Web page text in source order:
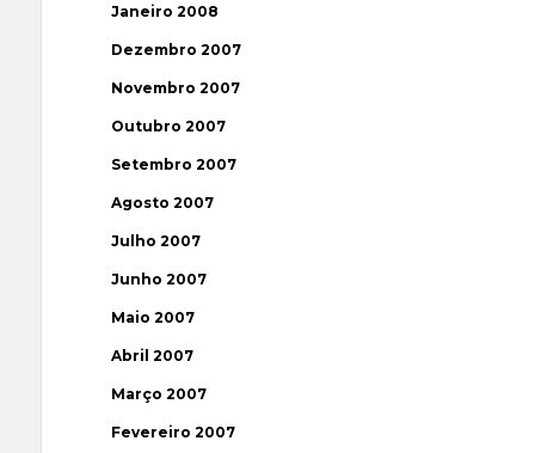
Janeiro 2008
Dezembro 2007
Novembro 2007
Outubro 2007
Setembro 2007
Agosto 2007
Julho 2007
Junho 2007
Maio 2007
Abril 2007
Março 2007
Fevereiro 2007